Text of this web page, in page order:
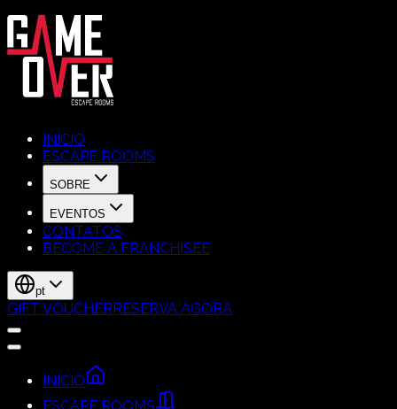
INÍCIO
ESCAPE ROOMS
SOBRE
EVENTOS
CONTATOS
BECOME A FRANCHISEE
pt
GIFT VOUCHERRESERVA AGORA
INÍCIO